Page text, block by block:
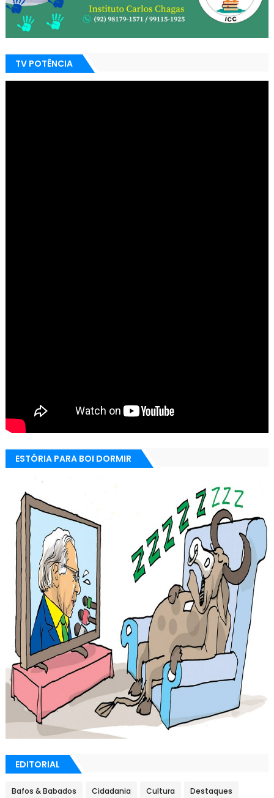
TV POTÊNCIA
ESTÓRIA PARA BOI DORMIR
EDITORIAL
Bafos & Babados Cidadania Cultura Destaques